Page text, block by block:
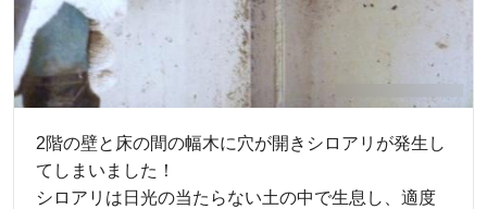
2階の壁と床の間の幅木に穴が開きシロアリが発生し
てしまいました！
シロアリは日光の当たらない土の中で生息し、適度